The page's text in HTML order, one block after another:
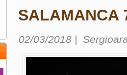
SALAMANCA
02/03/2018 |